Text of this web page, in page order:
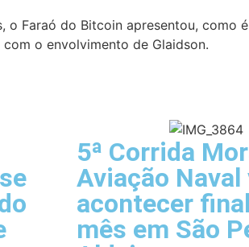
o Faraó do Bitcoin apresentou,
o envolvimento de Glaidson.
5ª Corrida
Aviação Naval
acontecer
mês em São